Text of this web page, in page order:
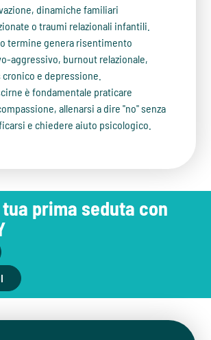
dinamiche familiari
o traumi relazionali infantili.
termine genera risentimento
aggressivo, burnout relazionale,
e depressione.
è fondamentale praticare
allenarsi a dire "no" senza
e chiedere aiuto psicologico.
prima seduta con